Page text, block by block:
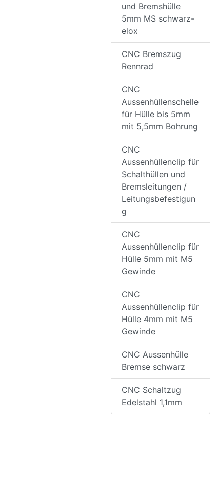
und Bremshülle
5mm MS schwarz-
elox
CNC Bremszug
Rennrad
CNC
Aussenhüllenschelle
für Hülle bis 5mm
mit 5,5mm Bohrung
CNC
Aussenhüllenclip für
Schalthüllen und
Bremsleitungen /
Leitungsbefestigun
g
CNC
Aussenhüllenclip für
Hülle 5mm mit M5
Gewinde
CNC
Aussenhüllenclip für
Hülle 4mm mit M5
Gewinde
CNC Aussenhülle
Bremse schwarz
CNC Schaltzug
Edelstahl 1,1mm